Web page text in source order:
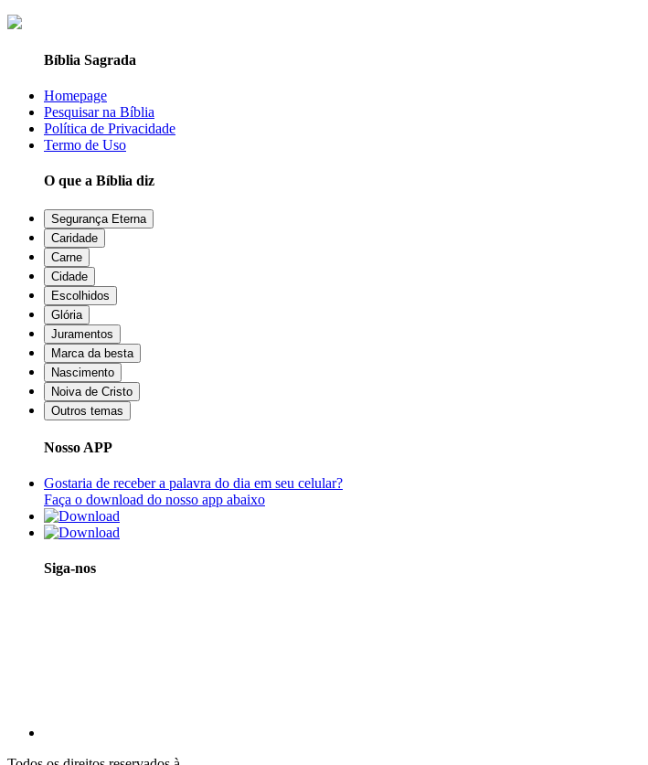
Bíblia Sagrada
Homepage
Pesquisar na Bíblia
Política de Privacidade
Termo de Uso
O que a Bíblia diz
Segurança Eterna
Caridade
Carne
Cidade
Escolhidos
Glória
Juramentos
Marca da besta
Nascimento
Noiva de Cristo
Outros temas
Nosso APP
Gostaria de receber a palavra do dia em seu celular?
Faça o download do nosso app abaixo
Siga-nos